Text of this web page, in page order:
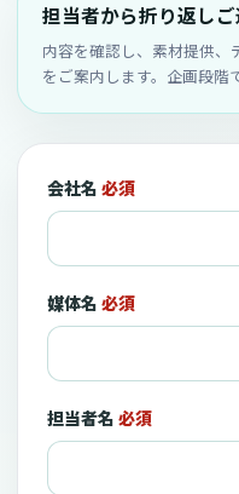
担当者から折り返しご
内容を確認し、素材提供、
をご案内します。企画段階
会社名 必須
媒体名 必須
担当者名 必須